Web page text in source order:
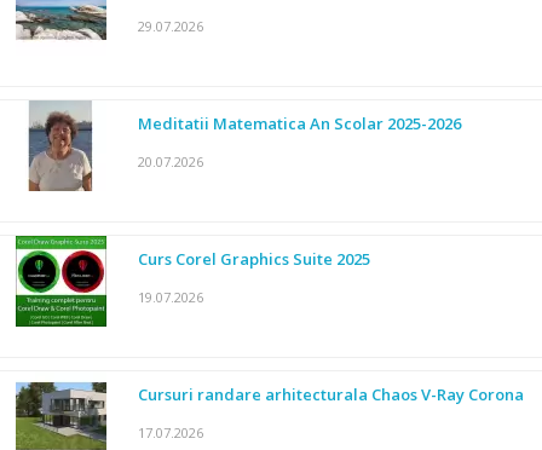
29.07.2026
Meditatii Matematica An Scolar 2025-2026
20.07.2026
Curs Corel Graphics Suite 2025
19.07.2026
Cursuri randare arhitecturala Chaos V-Ray Corona
17.07.2026